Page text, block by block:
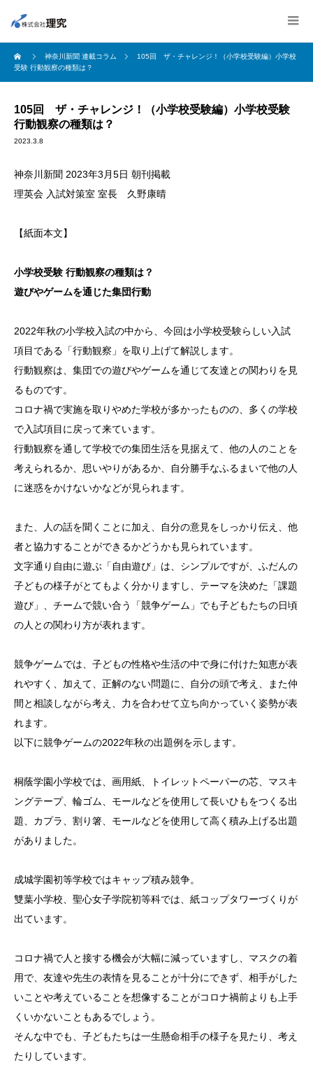
神奈川新聞 連載コラム
105回 ザ・チャレンジ！（小学校受験編）小学校
受験 行動観察の種類は？
105回 ザ・チャレンジ！（小学校受験編）小学校受験
行動観察の種類は？
2023.3.8
神奈川新聞 2023年3月5日 朝刊掲載
理英会 入試対策室 室長 久野康晴
【紙面本文】
小学校受験 行動観察の種類は？
遊びやゲームを通じた集団行動
2022年秋の小学校入試の中から、今回は小学校受験らしい入試
項目である「行動観察」を取り上げて解説します。
行動観察は、集団での遊びやゲームを通じて友達との関わりを見
るものです。
コロナ禍で実施を取りやめた学校が多かったものの、多くの学校
で入試項目に戻って来ています。
行動観察を通して学校での集団生活を見据えて、他の人のことを
考えられるか、思いやりがあるか、自分勝手なふるまいで他の人
に迷惑をかけないかなどが見られます。
また、人の話を聞くことに加え、自分の意見をしっかり伝え、他
者と協力することができるかどうかも見られています。
文字通り自由に遊ぶ「自由遊び」は、シンプルですが、ふだんの
子どもの様子がとてもよく分かりますし、テーマを決めた「課題
遊び」、チームで競い合う「競争ゲーム」でも子どもたちの日頃
の人との関わり方が表れます。
競争ゲームでは、子どもの性格や生活の中で身に付けた知恵が表
れやすく、加えて、正解のない問題に、自分の頭で考え、また仲
間と相談しながら考え、力を合わせて立ち向かっていく姿勢が表
れます。
以下に競争ゲームの2022年秋の出題例を示します。
桐蔭学園小学校では、画用紙、トイレットペーパーの芯、マスキ
ングテープ、輪ゴム、モールなどを使用して長いひもをつくる出
題、カプラ、割り箸、モールなどを使用して高く積み上げる出題
がありました。
成城学園初等学校ではキャップ積み競争。
雙葉小学校、聖心女子学院初等科では、紙コップタワーづくりが
出ています。
コロナ禍で人と接する機会が大幅に減っていますし、マスクの着
用で、友達や先生の表情を見ることが十分にできず、相手がした
いことや考えていることを想像することがコロナ禍前よりも上手
くいかないこともあるでしょう。
そんな中でも、子どもたちは一生懸命相手の様子を見たり、考え
たりしています。